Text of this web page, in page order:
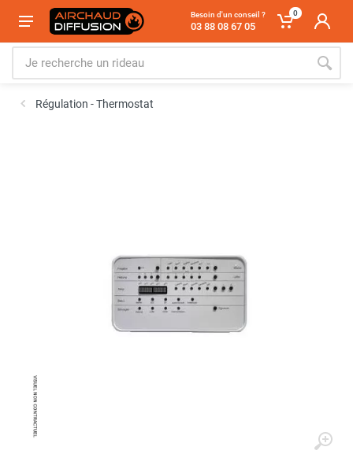
Besoin d'un conseil ?
03 88 08 67 05
0
Régulation - Thermostat